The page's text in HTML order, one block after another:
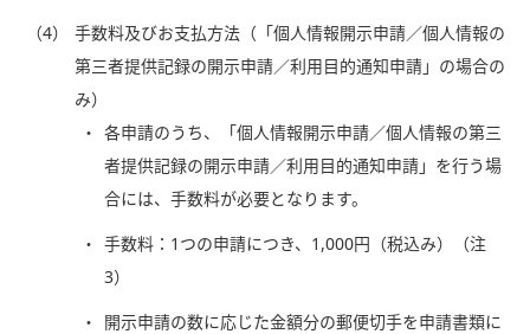
（4）
手数料及びお支払方法（「個人情報開示申請／個人情報の
第三者提供記録の開示申請／利用目的通知申請」の場合の
み）
各申請のうち、「個人情報開示申請／個人情報の第三
者提供記録の開示申請／利用目的通知申請」を行う場
合には、手数料が必要となります。
手数料：1つの申請につき、1,000円（税込み）（注
3）
開示申請の数に応じた金額分の郵便切手を申請書類に